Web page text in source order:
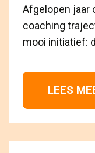
Afgelopen jaar
coaching
mooi initiatief:
LEES